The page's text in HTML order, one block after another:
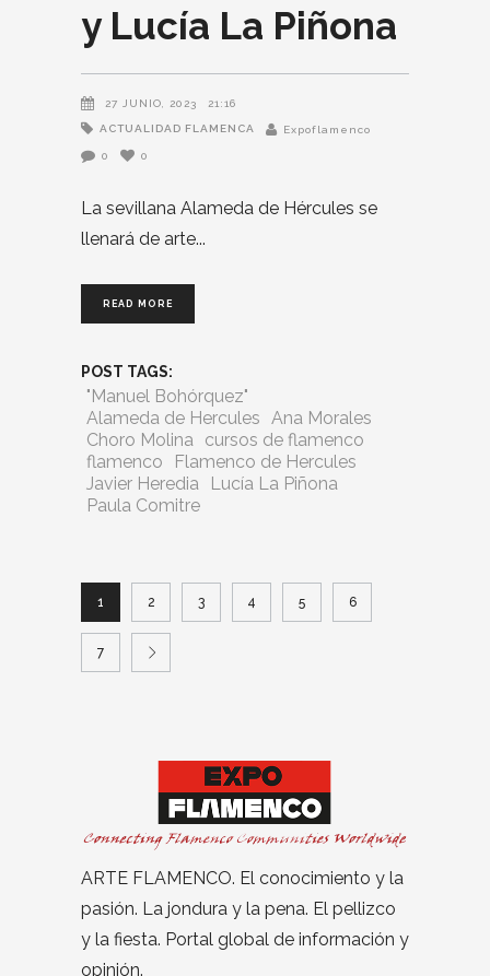
y Lucía La Piñona
27 JUNIO, 2023 21:16
ACTUALIDAD FLAMENCA Expoflamenco
0 0
La sevillana Alameda de Hércules se
llenará de arte
READ MORE
POST TAGS:
"Manuel Bohórquez"
Alameda de Hercules
Ana Morales
Choro Molina
cursos de flamenco
flamenco
Flamenco de Hercules
Javier Heredia
Lucía La Piñona
Paula Comitre
1 2 3 4 5 6
7
ARTE FLAMENCO. El conocimiento y la
pasión. La jondura y la pena. El pellizco
y la fiesta. Portal global de información y
opinión.